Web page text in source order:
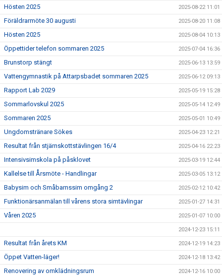
Hösten 2025 2025-08-22 11:01
Föräldrarmöte 30 augusti 2025-08-20 11:08
Hösten 2025 2025-08-04 10:13
Öppettider telefon sommaren 2025 2025-07-04 16:36
Brunstorp stängt 2025-06-13 13:59
Vattengymnastik på Attarpsbadet sommaren 2025 2025-06-12 09:13
Rapport Lab 2029 2025-05-19 15:28
Sommarlovskul 2025 2025-05-14 12:49
Sommaren 2025 2025-05-01 10:49
Ungdomstränare Sökes 2025-04-23 12:21
Resultat från stjärnskottstävlingen 16/4 2025-04-16 22:23
Intensivsimskola på påsklovet 2025-03-19 12:44
Kallelse till Årsmöte - Handlingar 2025-03-05 13:12
Babysim och Småbarnssim omgång 2 2025-02-12 10:42
Funktionärsanmälan till vårens stora simtävlingar 2025-01-27 14:31
Våren 2025 2025-01-07 10:00
2024-12-23 15:11
Resultat från årets KM 2024-12-19 14:23
Öppet Vatten-läger! 2024-12-18 13:42
Renovering av omklädningsrum 2024-12-16 10:00